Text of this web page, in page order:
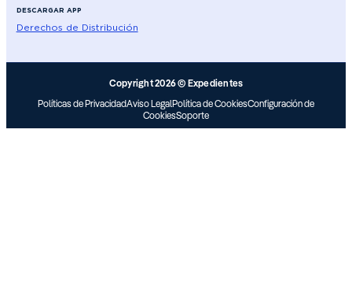
DESCARGAR APP
Derechos de Distribución
Copyright 2026 © Expedientes
Políticas de PrivacidadAviso LegalPolítica de CookiesConfiguración de
CookiesSoporte